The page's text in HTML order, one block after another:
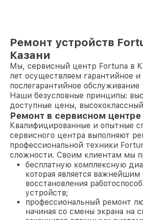
Ремонт устройств
Казани
Мы, сервисный центр Fortuna в
лет осуществляем гарантийное и
послегарантийное
Наши безусловные принципы:
доступные цены,
Ремонт в сервисном центре
Квалифицированные и опытные
сервисного центра выполняют
профессиональной техники
сложности. Своим клиентам мы
бесплатную комплексную
которая является важнейшим
восстановления
устройств;
профессиональный ремонт
начиная со смены экрана на